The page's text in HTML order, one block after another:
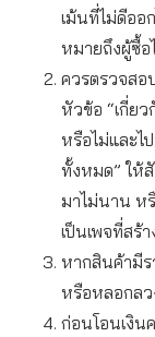
เม้นที่ไม่ดีออ
หมายถึงผู้ซื้อ
ควรตรวจสอ
หัวข้อ “เกี่ย
หรือไม่และไ
ทั้งหมด” ให้
มาไม่นาน ห
เป็นเพจที่สร้
หากสินค้ามีร
หรือหลอกลว
ก่อนโอนเงิน